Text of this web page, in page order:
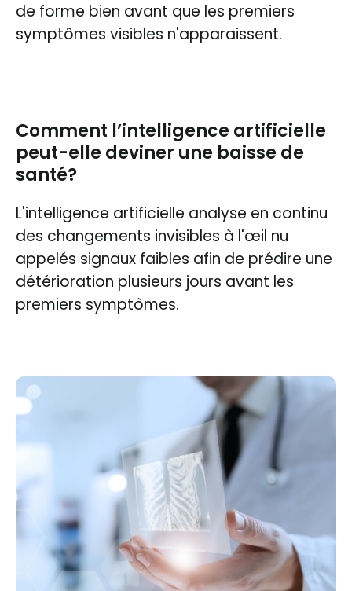
de forme bien avant que les premiers
symptômes visibles n'apparaissent.
Comment l’intelligence artificielle
peut-elle deviner une baisse de
santé?
L'intelligence artificielle analyse en continu
des changements invisibles à l'œil nu
appelés signaux faibles afin de prédire une
détérioration plusieurs jours avant les
premiers symptômes.